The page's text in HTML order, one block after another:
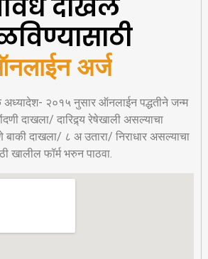
दाखले
अर्ज
अध्यादेश- २०१५ नुसार ऑनलाईन पद्धतीने जन्म
दाखला/ दारिद्र्य रेषेखाली असल्याचा
दाखला/ ८ अ उतारा/ निराधार असल्याचा
खालील फॉर्म भरुन पाठवा.